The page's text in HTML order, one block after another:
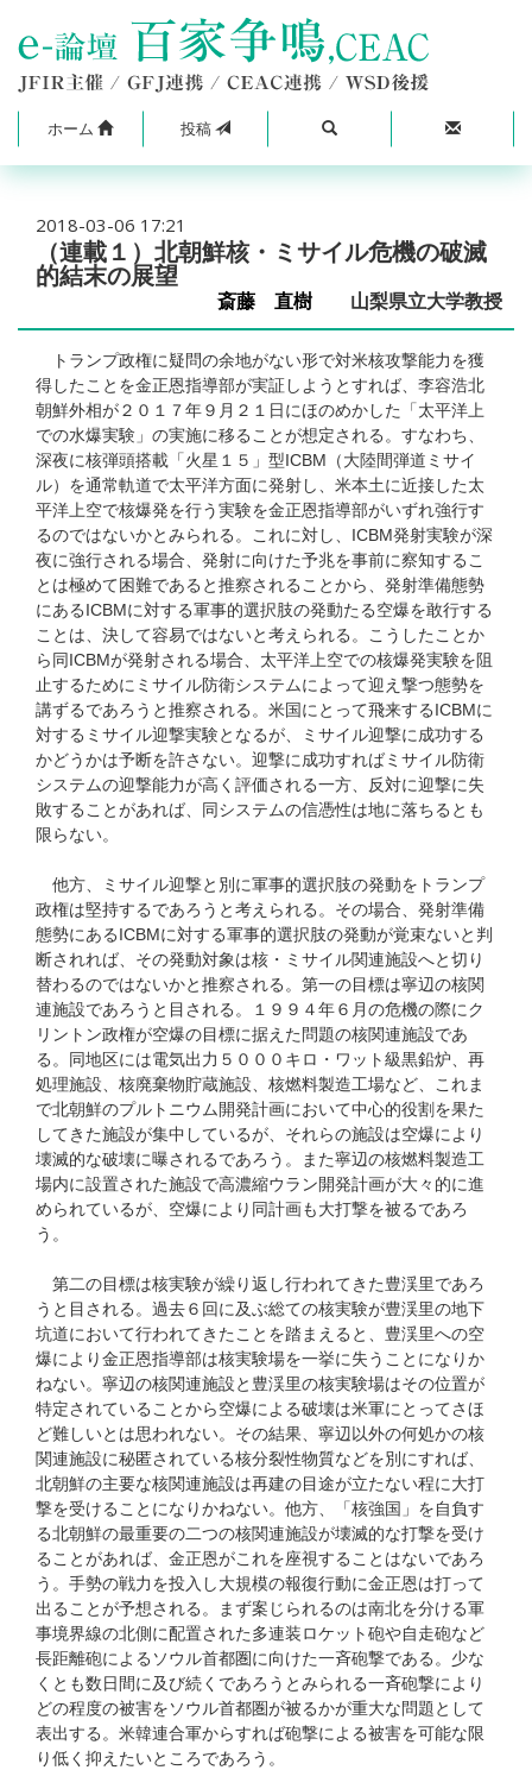
ホーム 投稿
2018-03-06 17:21
（連載１）北朝鮮核・ミサイル危機の破滅
的結末の展望
斎藤 直樹 山梨県立大学教授
トランプ政権に疑問の余地がない形で対米核攻撃能力を獲
得したことを金正恩指導部が実証しようとすれば、李容浩北
朝鮮外相が２０１７年９月２１日にほのめかした「太平洋上
での水爆実験」の実施に移ることが想定される。すなわち、
深夜に核弾頭搭載「火星１５」型ICBM（大陸間弾道ミサイ
ル）を通常軌道で太平洋方面に発射し、米本土に近接した太
平洋上空で核爆発を行う実験を金正恩指導部がいずれ強行す
るのではないかとみられる。これに対し、ICBM発射実験が深
夜に強行される場合、発射に向けた予兆を事前に察知するこ
とは極めて困難であると推察されることから、発射準備態勢
にあるICBMに対する軍事的選択肢の発動たる空爆を敢行する
ことは、決して容易ではないと考えられる。こうしたことか
ら同ICBMが発射される場合、太平洋上空での核爆発実験を阻
止するためにミサイル防衛システムによって迎え撃つ態勢を
講ずるであろうと推察される。米国にとって飛来するICBMに
対するミサイル迎撃実験となるが、ミサイル迎撃に成功する
かどうかは予断を許さない。迎撃に成功すればミサイル防衛
システムの迎撃能力が高く評価される一方、反対に迎撃に失
敗することがあれば、同システムの信憑性は地に落ちるとも
限らない。
他方、ミサイル迎撃と別に軍事的選択肢の発動をトランプ
政権は堅持するであろうと考えられる。その場合、発射準備
態勢にあるICBMに対する軍事的選択肢の発動が覚束ないと判
断されれば、その発動対象は核・ミサイル関連施設へと切り
替わるのではないかと推察される。第一の目標は寧辺の核関
連施設であろうと目される。１９９４年６月の危機の際にク
リントン政権が空爆の目標に据えた問題の核関連施設であ
る。同地区には電気出力５０００キロ・ワット級黒鉛炉、再
処理施設、核廃棄物貯蔵施設、核燃料製造工場など、これま
で北朝鮮のプルトニウム開発計画において中心的役割を果た
してきた施設が集中しているが、それらの施設は空爆により
壊滅的な破壊に曝されるであろう。また寧辺の核燃料製造工
場内に設置された施設で高濃縮ウラン開発計画が大々的に進
められているが、空爆により同計画も大打撃を被るであろ
う。
第二の目標は核実験が繰り返し行われてきた豊渓里であろ
うと目される。過去６回に及ぶ総ての核実験が豊渓里の地下
坑道において行われてきたことを踏まえると、豊渓里への空
爆により金正恩指導部は核実験場を一挙に失うことになりか
ねない。寧辺の核関連施設と豊渓里の核実験場はその位置が
特定されていることから空爆による破壊は米軍にとってさほ
ど難しいとは思われない。その結果、寧辺以外の何処かの核
関連施設に秘匿されている核分裂性物質などを別にすれば、
北朝鮮の主要な核関連施設は再建の目途が立たない程に大打
撃を受けることになりかねない。他方、「核強国」を自負す
る北朝鮮の最重要の二つの核関連施設が壊滅的な打撃を受け
ることがあれば、金正恩がこれを座視することはないであろ
う。手勢の戦力を投入し大規模の報復行動に金正恩は打って
出ることが予想される。まず案じられるのは南北を分ける軍
事境界線の北側に配置された多連装ロケット砲や自走砲など
長距離砲によるソウル首都圏に向けた一斉砲撃である。少な
くとも数日間に及び続くであろうとみられる一斉砲撃により
どの程度の被害をソウル首都圏が被るかが重大な問題として
表出する。米韓連合軍からすれば砲撃による被害を可能な限
り低く抑えたいところであろう。